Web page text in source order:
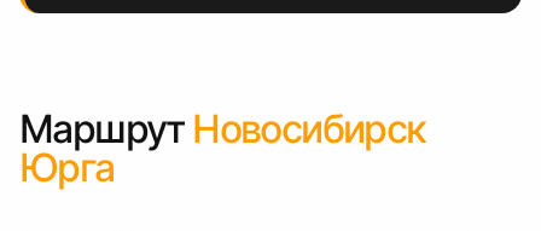
Маршрут Новосибирск
Юрга